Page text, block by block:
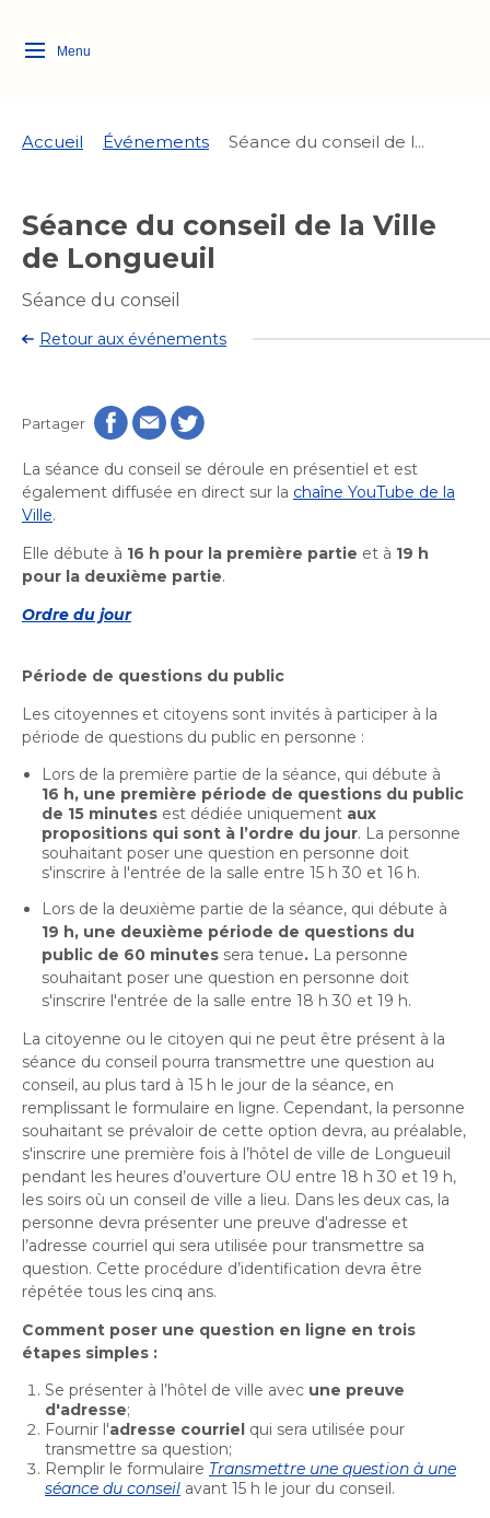
Menu
Ville
lien
Ma ville, ma propriété
Aménagement et urbanisme
Aménagement et urbanisme
Rôle d'évaluation
Loisirs et culture
Arts et culture
Bibliothèques
Développement social
Développement social
Histoire et patrimoine
Histoire et patrimoine
Loisir et vie communautaire
Parcs et espaces verts
Parcs et espaces verts
Sports et saines habitudes de vie
Reconnaissance et soutien des organismes
Bénévolat
Bénévolat
Lutte à l'itinérance
Lutte à l'itinérance
Services de proximité
Déneigement
Déneigement
Eau
Eau
Écocentres
Info-Travaux
Info-Travaux
Matières résiduelles et collectes
Matières résiduelles et collectes
Stationnements municipaux
Voie publique
Transition socioécologique
et mobilité
Transition socioécologique et mobilité
Transition socioécologique et mobilité
Arbres, plantes et pelouse
Arbres, plantes et pelouse
Biodiversité et milieux naturels
Lutte aux changements climatiques
Mobilité durable
Mobilité durable
Verdissement et travaux de foresterie
Sécurité publique
Service de police
Sécurisation des rues locales
Sécurisation des rues locales
Vie démocratique
Élus
Demande d'accès à l'information
Demande d'accès à l'information
Instances décisionnelles
Participation citoyenne
Participation citoyenne
Procès-verbaux
Procès-verbaux
Projets particuliers
Ouvre
dans
une
nouvelle
fenêtre
Règlements municipaux
Règlements municipaux
Entreprises
Développement économique
Ouvre
dans
une
nouvelle
fenêtre
Développement immobilier
Développement immobilier
Ouvre
dans
une
nouvelle
Fournisseurs
Fournisseurs
Gestion des matières résiduelles
À propos de la Ville
Actualités et publications
Actualités et publications
Administration municipale
Administration municipale
Approvisionnement
Bureau de l’éthique et de l’inspection
contractuelle
Bureau de l’éthique et de l’inspection
contractuelle
Ouvre
dans
nouvelle
fenêtre
Bureau protecteur citoyen
Bureau protecteur citoyen
Centre-ville de Longueuil
Centre-ville de Longueuil
Cour municipale et contravention
Cour municipale et contravention
Gouvernance et saine gestion
Gouvernance et saine gestion
Office de participation publique de Longueuil
Office de participation publique de Longueuil
Ouvre
dans
une
nouvelle
Politiques municipales
Politiques municipales
Réclamations
Vérificatrice générale
Vérificatrice générale
Quoi faire à Longueuil
Activités artistiques et
culturelles
Activités littéraires
Activités éducatives et de
loisirs
Activités sportives et plein
air
Arts de la scène, spectacles
et festivals
Calendrier des événements
Accueil Événements Séance du conseil de l...
Séance du conseil de la Ville
de Longueuil
Séance du conseil
Retour aux événements
Partager
La séance du conseil se déroule en présentiel et est
également diffusée en direct sur la chaîne YouTube de la
Ville.
Elle débute à 16 h pour la première partie et à 19 h
pour la deuxième partie.
Ordre du jour
Période de questions du public
Les citoyennes et citoyens sont invités à participer à la
période de questions du public en personne :
Lors de la première partie de la séance, qui débute à
16 h, une première période de questions du public
de 15 minutes est dédiée uniquement aux
propositions qui sont à l’ordre du jour. La personne
souhaitant poser une question en personne doit
s'inscrire à l'entrée de la salle entre 15 h 30 et 16 h.
Lors de la deuxième partie de la séance, qui débute à
19 h, une deuxième période de questions du
public de 60 minutes sera tenue. La personne
souhaitant poser une question en personne doit
s'inscrire l'entrée de la salle entre 18 h 30 et 19 h.
La citoyenne ou le citoyen qui ne peut être présent à la
séance du conseil pourra transmettre une question au
conseil, au plus tard à 15 h le jour de la séance, en
remplissant le formulaire en ligne. Cependant, la personne
souhaitant se prévaloir de cette option devra, au préalable,
s'inscrire une première fois à l’hôtel de ville de Longueuil
pendant les heures d’ouverture OU entre 18 h 30 et 19 h,
les soirs où un conseil de ville a lieu. Dans les deux cas, la
personne devra présenter une preuve d'adresse et
l’adresse courriel qui sera utilisée pour transmettre sa
question. Cette procédure d’identification devra être
répétée tous les cinq ans.
Comment poser une question en ligne en trois
étapes simples :
Se présenter à l’hôtel de ville avec une preuve
d'adresse;
Fournir l'adresse courriel qui sera utilisée pour
transmettre sa question;
Remplir le formulaire Transmettre une question à une
séance du conseil avant 15 h le jour du conseil.